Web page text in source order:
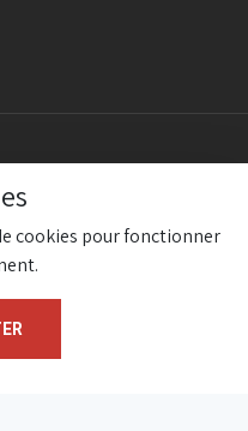
cookies pour fonctionner